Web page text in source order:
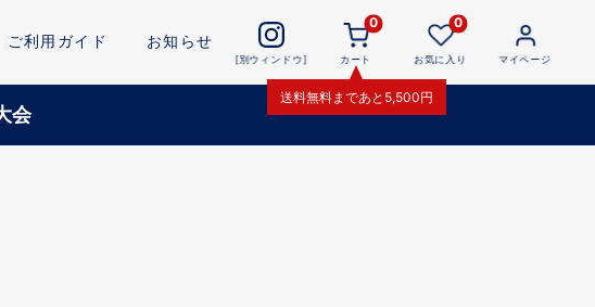
ご利用ガイド お知らせ
[別ウィンドウ]
0
カート
送料無料まであと 5,500円
0
お気に入り マイページ
会